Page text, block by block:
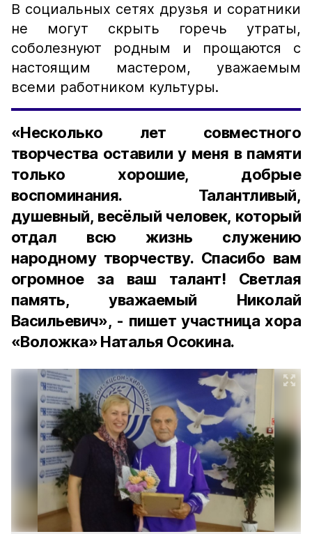
В социальных сетях друзья и соратники
не могут скрыть горечь утраты,
соболезнуют родным и прощаются с
настоящим мастером, уважаемым
всеми работником культуры.
«Несколько лет совместного
творчества оставили у меня в памяти
только хорошие, добрые
воспоминания. Талантливый,
душевный, весёлый человек, который
отдал всю жизнь служению
народному творчеству. Спасибо вам
огромное за ваш талант! Светлая
память, уважаемый Николай
Васильевич», - пишет участница хора
«Воложка» Наталья Осокина.